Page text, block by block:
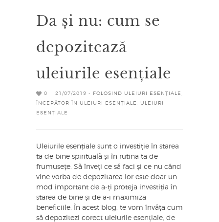
Da și nu: cum se
depozitează
uleiurile esențiale
0 21/07/2019 - FOLOSIND ULEIURI ESENȚIALE
ÎNCEPĂTOR ÎN ULEIURI ESENȚIALE
ULEIURI
ESENȚIALE
Uleiurile esențiale sunt o investiție în starea
ta de bine spirituală și în rutina ta de
frumusețe. Să înveți ce să faci și ce nu când
vine vorba de depozitarea lor este doar un
mod important de a-ți proteja investiția în
starea de bine și de a-i maximiza
beneficiile. În acest blog, te vom învăța cum
să depozitezi corect uleiurile esențiale, de